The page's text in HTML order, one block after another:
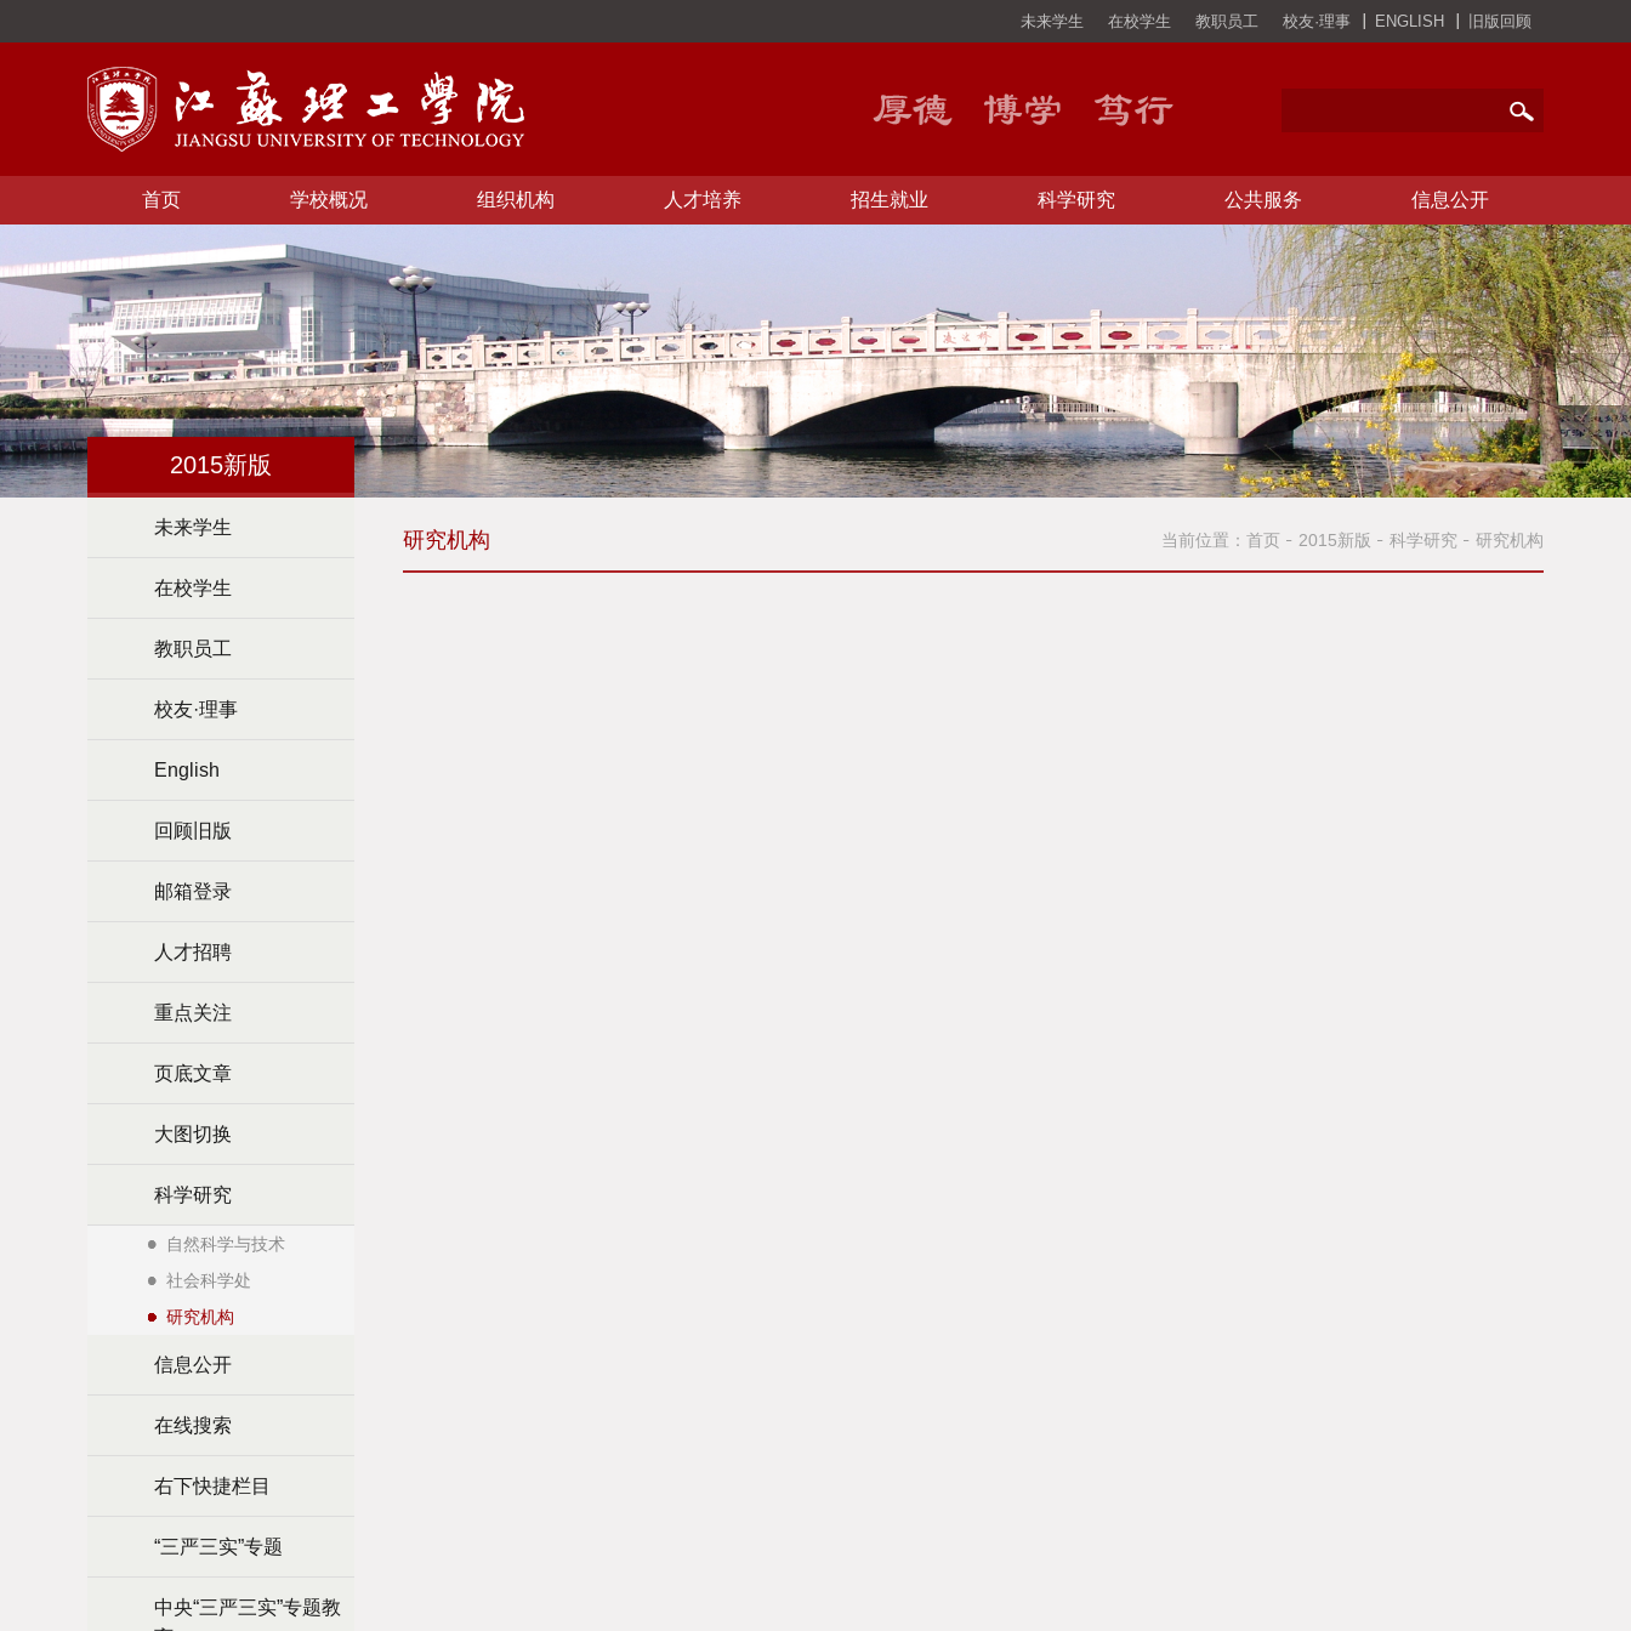
未来学生 在校学生 教职员工 校友·理事 ENGLISH 旧版回顾
首页 学校概况 组织机构 人才培养 招生就业 科学研究 公共服务 信息公开
2015新版
未来学生
在校学生
教职员工
校友·理事
English
回顾旧版
邮箱登录
人才招聘
重点关注
页底文章
大图切换
科学研究
自然科学与技术
社会科学处
研究机构
信息公开
在线搜索
右下快捷栏目
“三严三实”专题
中央“三严三实”专题教
研究机构 当前位置： 首页 2015新版 科学研究 研究机构